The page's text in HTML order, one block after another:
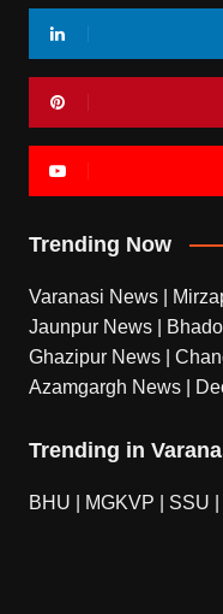
Trending Now
Varanasi News
Jaunpur News
Ghazipur News
Azamgargh News
Trending in
BHU MGKVP SSU